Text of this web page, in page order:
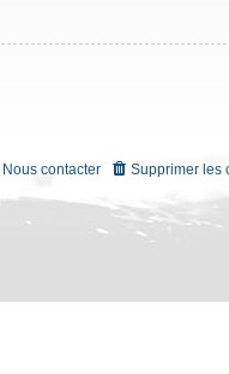
Supprimer les
Nous contacter